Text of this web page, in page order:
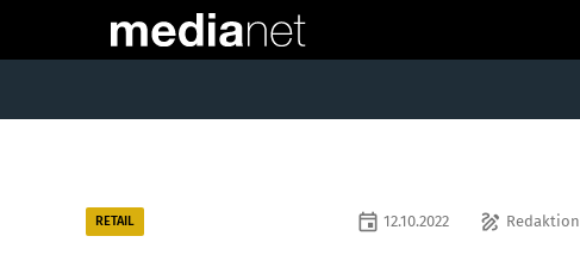
RETAIL draw Redaktion
event 12.10.2022